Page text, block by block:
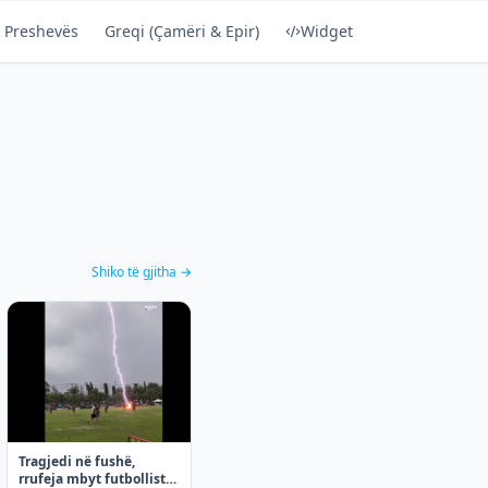
Greqi (Çamëri & Epir) Widget
Shiko të gjitha →
Tragjedi në fushë,
rrufeja mbyt futbollistin